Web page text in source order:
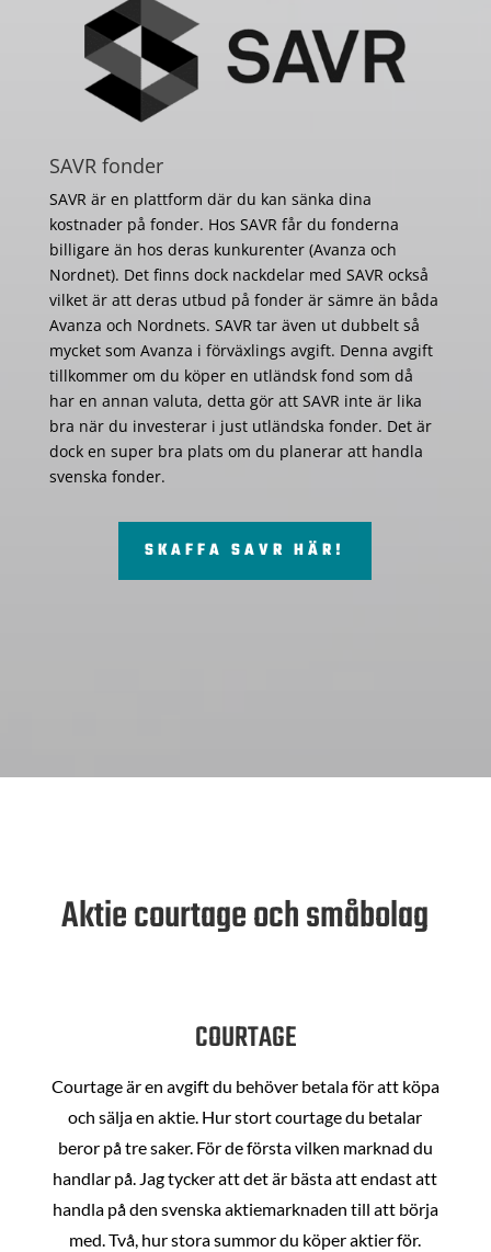
SAVR fonder
SAVR är en plattform där du kan sänka dina
kostnader på fonder. Hos SAVR får du fonderna
billigare än hos deras kunkurenter (Avanza och
Nordnet). Det finns dock nackdelar med SAVR också
vilket är att deras utbud på fonder är sämre än båda
Avanza och Nordnets. SAVR tar även ut dubbelt så
mycket som Avanza i förväxlings avgift. Denna avgift
tillkommer om du köper en utländsk fond som då
har en annan valuta, detta gör att SAVR inte är lika
bra när du investerar i just utländska fonder. Det är
dock en super bra plats om du planerar att handla
svenska fonder.
SKAFFA SAVR HÄR!
Aktie courtage och småbolag
COURTAGE
Courtage är en avgift du behöver betala för att köpa
och sälja en aktie. Hur stort courtage du betalar
beror på tre saker. För de första vilken marknad du
handlar på. Jag tycker att det är bästa att endast att
handla på den svenska aktiemarknaden till att börja
med. Två, hur stora summor du köper aktier för.